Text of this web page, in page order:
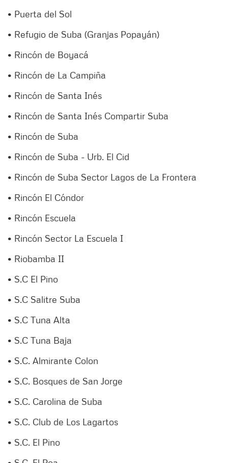
• Puerta del Sol
• Refugio de Suba (Granjas Popayán)
• Rincón de Boyacá
• Rincón de La Campiña
• Rincón de Santa Inés
• Rincón de Santa Inés Compartir Suba
• Rincón de Suba
• Rincón de Suba - Urb. El Cid
• Rincón de Suba Sector Lagos de La Frontera
• Rincón El Cóndor
• Rincón Escuela
• Rincón Sector La Escuela I
• Riobamba II
• S.C El Pino
• S.C Salitre Suba
• S.C Tuna Alta
• S.C Tuna Baja
• S.C. Almirante Colon
• S.C. Bosques de San Jorge
• S.C. Carolina de Suba
• S.C. Club de Los Lagartos
• S.C. El Pino